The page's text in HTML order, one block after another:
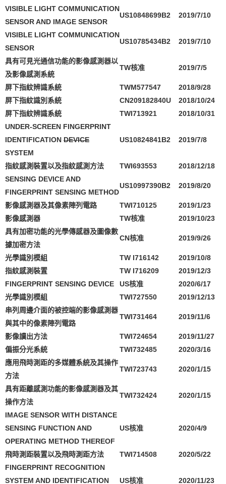
VISIBLE LIGHT COMMUNICATION
SENSOR AND IMAGE SENSOR
US10848699B2 2019/7/10
VISIBLE LIGHT COMMUNICATION
SENSOR
US10785434B2 2019/7/10
具有可見光通信功能的影像感測器以
及影像感測系統
TW核准 2019/7/5
屏下指紋辨識系統 TWM577547
2018/9/28
屏下指紋識別系統
CN209182840U
2018/10/24
屏下指紋辨識系統
TWI713921
2018/10/31
UNDER-SCREEN FINGERPRINT
IDENTIFICATION DEVICE
SYSTEM
US10824841B2 2019/7/8
指紋感測裝置以及指紋感測方法 TWI693553
2018/12/18
SENSING DEVICE AND
FINGERPRINT SENSING METHOD
US10997390B2 2019/8/20
影像感測器及其像素陣列電路 TWI710125
2019/1/23
影像感測器
TW核准
2019/10/23
具有加密功能的光學傳感器及圖像數
據加密方法
CN核准 2019/9/26
光學識別模組 TW I716142
2019/10/8
指紋感測裝置
TW I716209
2019/12/3
FINGERPRINT SENSING DEVICE
US核准
2020/6/17
光學識別模組
TWI727550
2019/12/13
串列周邊介面的被控端的影像感測器
與其中的像素陣列電路
TWI731464 2019/11/6
影像讀出方法 TWI724654
2019/11/27
偏振分光系統
TWI732485
2020/3/16
應用飛時測距的多媒體系統及其操作
方法
TWI723743 2020/1/15
具有距離感測功能的影像感測器及其
操作方法
TWI732424 2020/1/15
IMAGE SENSOR WITH DISTANCE
SENSING FUNCTION AND
OPERATING METHOD THEREOF
US核准 2020/4/9
飛時測距裝置以及飛時測距方法 TWI714508
2020/5/22
FINGERPRINT RECOGNITION
SYSTEM AND IDENTIFICATION
US核准 2020/11/23